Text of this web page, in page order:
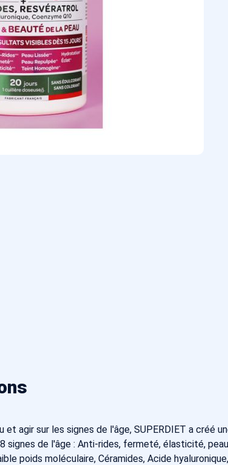
agir sur les signes de l'âge, SUPERDIET a créé
de l'âge : Anti-rides, fermeté, élasticité,
poids moléculaire, Céramides, Acide